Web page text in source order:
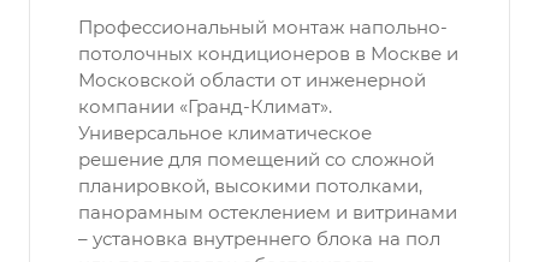
Профессиональный монтаж напольно-
потолочных кондиционеров в Москве и
Московской области от инженерной
компании «Гранд-Климат».
Универсальное климатическое
решение для помещений со сложной
планировкой, высокими потолками,
панорамным остеклением и витринами
– установка внутреннего блока на пол